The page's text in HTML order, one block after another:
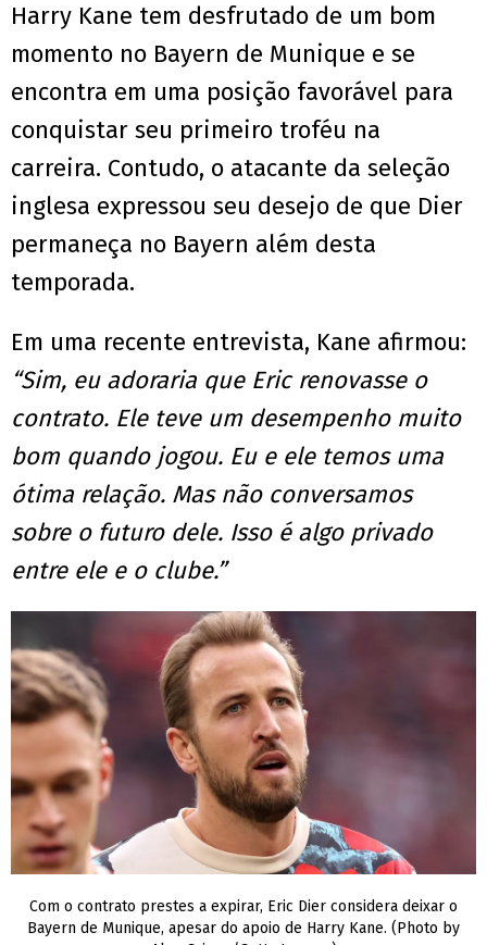
Harry Kane tem desfrutado de um bom
momento no Bayern de Munique e se
encontra em uma posição favorável para
conquistar seu primeiro troféu na
carreira. Contudo, o atacante da seleção
inglesa expressou seu desejo de que Dier
permaneça no Bayern além desta
temporada.
Em uma recente entrevista, Kane afirmou:
“Sim, eu adoraria que Eric renovasse o
contrato. Ele teve um desempenho muito
bom quando jogou. Eu e ele temos uma
ótima relação. Mas não conversamos
sobre o futuro dele. Isso é algo privado
entre ele e o clube.”
Com o contrato prestes a expirar, Eric Dier considera deixar o
Bayern de Munique, apesar do apoio de Harry Kane. (Photo by